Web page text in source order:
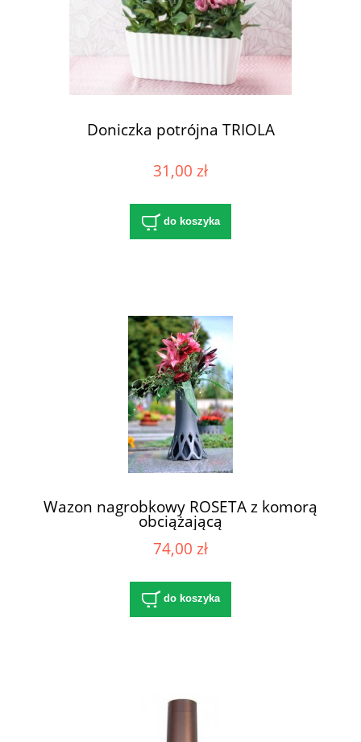
Doniczka potrójna TRIOLA
31,00 zł
do koszyka
Wazon nagrobkowy ROSETA z komorą
obciążającą
74,00 zł
do koszyka